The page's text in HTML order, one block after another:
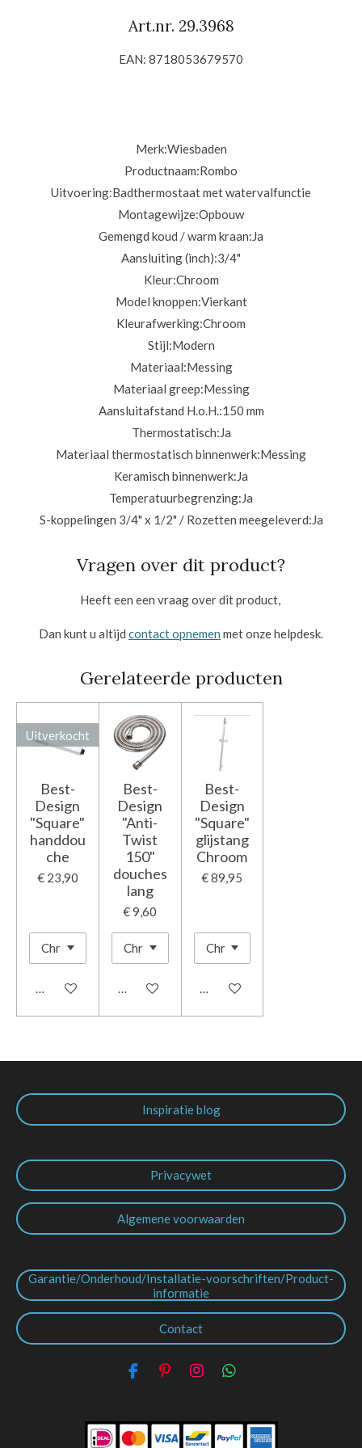
Art.nr. 29.3968
EAN: 8718053679570
Merk:Wiesbaden
Productnaam:Rombo
Uitvoering:Badthermostaat met watervalfunctie
Montagewijze:Opbouw
Gemengd koud / warm kraan:Ja
Aansluiting (inch):3/4"
Kleur:Chroom
Model knoppen:Vierkant
Kleurafwerking:Chroom
Stijl:Modern
Materiaal:Messing
Materiaal greep:Messing
Aansluitafstand H.o.H.:150 mm
Thermostatisch:Ja
Materiaal thermostatisch binnenwerk:Messing
Keramisch binnenwerk:Ja
Temperatuurbegrenzing:Ja
S-koppelingen 3/4" x 1/2" / Rozetten meegeleverd:Ja
Vragen over dit product?
Heeft een een vraag over dit product,
Dan kunt u altijd contact opnemen met onze helpdesk.
Gerelateerde producten
Uitverkocht
Best-
Design
"Square"
handdou
che
€ 23,90
Houd mij op de hoogte
Best-
Design
"Anti-
Twist
150"
douches
lang
€ 9,60
In winkelwagen
Best-
Design
"Square"
glijstang
Chroom
€ 89,95
In winkelwagen
Inspiratie blog
Privacywet
Algemene voorwaarden
Garantie/Onderhoud/Installatie-voorschriften/Product-
informatie
Contact
F
e
b
P
t
e
I
t
a
W
t
s